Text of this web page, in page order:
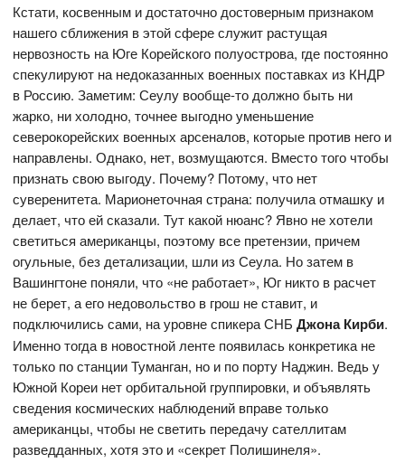
Кстати, косвенным и достаточно достоверным признаком
нашего сближения в этой сфере служит растущая
нервозность на Юге Корейского полуострова, где постоянно
спекулируют на недоказанных военных поставках из КНДР
в Россию. Заметим: Сеулу вообще-то должно быть ни
жарко, ни холодно, точнее выгодно уменьшение
северокорейских военных арсеналов, которые против него и
направлены. Однако, нет, возмущаются. Вместо того чтобы
признать свою выгоду. Почему? Потому, что нет
суверенитета. Марионеточная страна: получила отмашку и
делает, что ей сказали. Тут какой нюанс? Явно не хотели
светиться американцы, поэтому все претензии, причем
огульные, без детализации, шли из Сеула. Но затем в
Вашингтоне поняли, что «не работает», Юг никто в расчет
не берет, а его недовольство в грош не ставит, и
подключились сами, на уровне спикера СНБДжона Кирби.
Именно тогда в новостной ленте появилась конкретика не
только по станции Туманган, но и по порту Наджин. Ведь у
Южной Кореи нет орбитальной группировки, и объявлять
сведения космических наблюдений вправе только
американцы, чтобы не светить передачу сателлитам
разведданных, хотя это и «секрет Полишинеля».